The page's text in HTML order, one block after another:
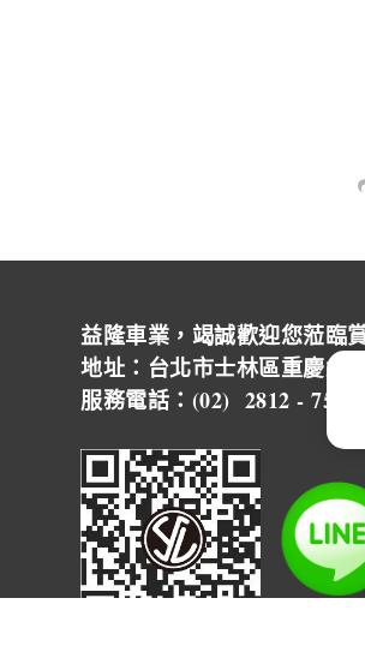
益隆車業，竭誠歡迎您蒞臨
地址：台北市士林區重慶北
服務電話：(02) 2812 - 7500